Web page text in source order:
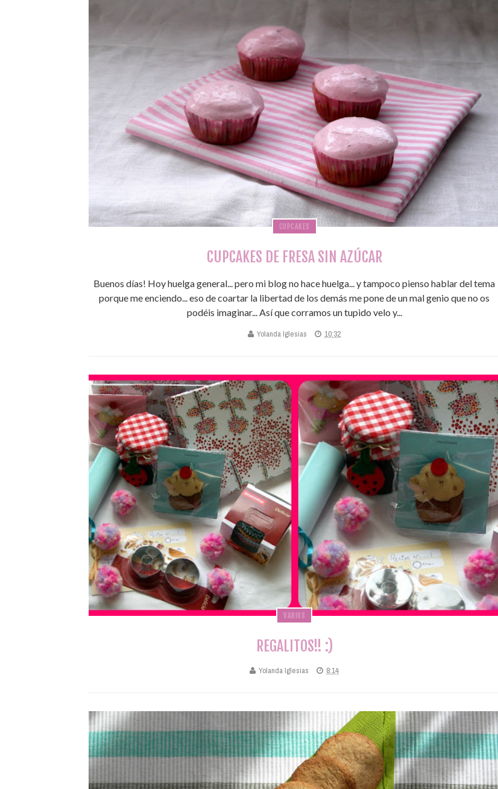
CUPCAKES
CUPCAKES DE FRESA SIN AZÚCAR
Buenos días! Hoy huelga general... pero mi blog no hace huelga... y tampoco pienso hablar del tema
porque me enciendo... eso de coartar la libertad de los demás me pone de un mal genio que no os
podéis imaginar... Así que corramos un tupido velo y...
Yolanda Iglesias 10:32
VARIOS
REGALITOS!! :)
Yolanda Iglesias 8:14